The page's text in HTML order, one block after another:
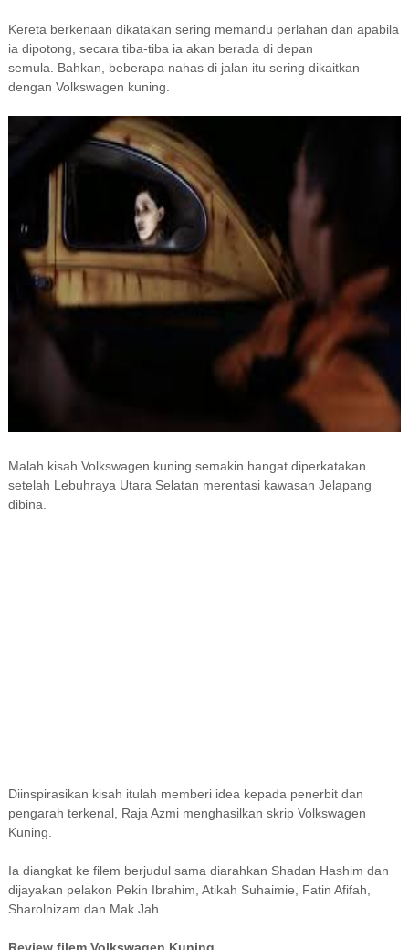
Kereta berkenaan dikatakan sering memandu perlahan dan apabila
ia dipotong, secara tiba-tiba ia akan berada di depan
semula. Bahkan, beberapa nahas di jalan itu sering dikaitkan
dengan Volkswagen kuning.
Malah kisah Volkswagen kuning semakin hangat diperkatakan
setelah Lebuhraya Utara Selatan merentasi kawasan Jelapang
dibina.
Diinspirasikan kisah itulah memberi idea kepada penerbit dan
pengarah terkenal, Raja Azmi menghasilkan skrip Volkswagen
Kuning.
Ia diangkat ke filem berjudul sama diarahkan Shadan Hashim dan
dijayakan pelakon Pekin Ibrahim, Atikah Suhaimie, Fatin Afifah,
Sharolnizam dan Mak Jah.